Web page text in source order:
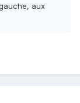
aux